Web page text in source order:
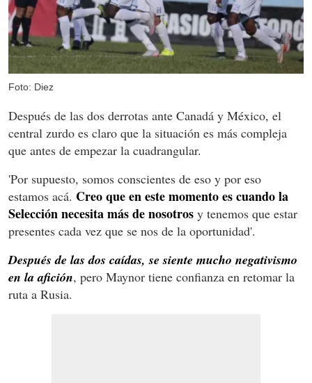
Foto: Diez
Después de las dos derrotas ante Canadá y México, el
central zurdo es claro que la situación es más compleja
que antes de empezar la cuadrangular.
'Por supuesto, somos conscientes de eso y por eso
estamos acá. Creo que en este momento es cuando la
Selección necesita más de nosotros y tenemos que estar
presentes cada vez que se nos de la oportunidad'.
Después de las dos caídas, se siente mucho negativismo
en la afición, pero Maynor tiene confianza en retomar la
ruta a Rusia.